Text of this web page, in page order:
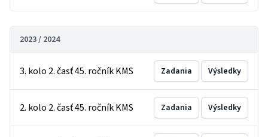
2023 / 2024
3. kolo 2. časť 45. ročník KMS Zadania Výsledky
2. kolo 2. časť 45. ročník KMS Zadania Výsledky